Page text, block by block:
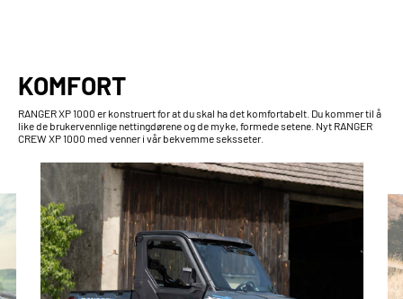
KOMFORT
RANGER XP 1000 er konstruert for at du skal ha det komfortabelt. Du kommer til å
like de brukervennlige nettingdørene og de myke, formede setene. Nyt RANGER
CREW XP 1000 med venner i vår bekvemme seksseter.